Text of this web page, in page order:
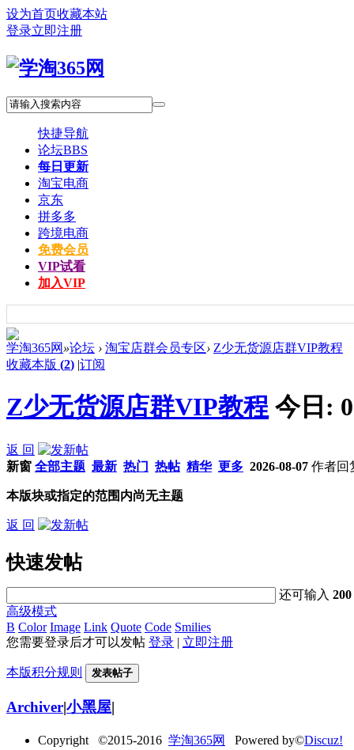
设为首页收藏本站
登录立即注册
快捷导航
论坛BBS
每日更新
淘宝电商
京东
拼多多
跨境电商
免费会员
VIP试看
加入VIP
学淘365网 »论坛 › 淘宝店群会员专区› Z少无货源店群VIP教程
收藏本版 (2) |订阅
Z少无货源店群VIP教程 今日: 0
返 回
新窗 全部主题 最新 热门 热帖 精华 更多 2026-08-07 作者回
本版块或指定的范围内尚无主题
返 回
快速发帖
还可输入200
高级模式
B Color Image Link Quote Code Smilies
您需要登录后才可以发帖 登录 | 立即注册
本版积分规则 发表帖子
Archiver|小黑屋|
Copyright ©2015-2016 学淘365网 Powered by©Discuz!